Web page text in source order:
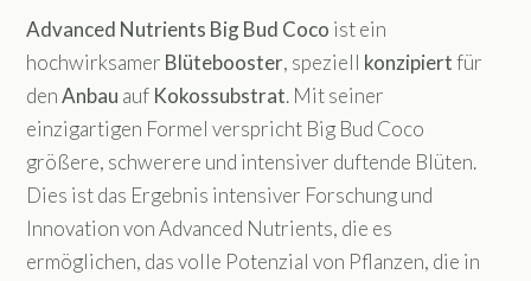
Advanced Nutrients Big Bud Coco ist ein
hochwirksamer Blütebooster, speziell konzipiertfür
denAnbau auf Kokossubstrat. Mit seiner
einzigartigen Formel verspricht Big Bud Coco
größere, schwerere und intensiver duftende Blüten.
Dies ist das Ergebnis intensiver Forschung und
Innovation von Advanced Nutrients, die es
ermöglichen, das volle Potenzial von Pflanzen, die in